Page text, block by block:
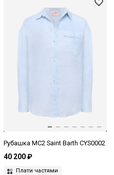
Рубашка MC2 Saint Barth CYS0002
40 200 ₽
Плати частями